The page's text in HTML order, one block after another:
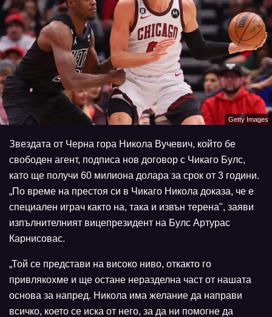
Getty Images
Звездата от Черна гора Никола Вучевич, който бе
свободен агент, подписа нов договор с Чикаго Булс,
като ще получи 60 милиона долара за срок от 3 години.
„По време на престоя си в Чикаго Никола доказа, че е
специален играч както на, така и извън терена", заяви
изпълнителният вицепрезидент на Булс Артурас
Карнисовас.
„Той се представи на високо ниво, откакто го
привлякохме и ще остане неразделна част от нашата
основа за напред. Никола има желание да направи
всичко, което се иска от него, за да ни помогне да